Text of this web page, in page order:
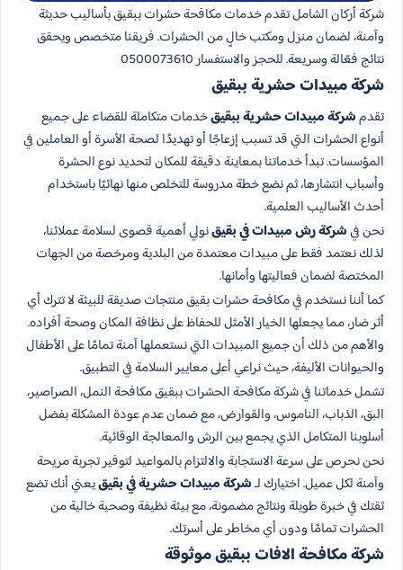
شركة أركان الشامل تقدم خدمات مكافحة حشرات ببقيق بأساليب حديثة
وآمنة، لضمان منزل ومكتب خالٍ من الحشرات. فريقنا متخصص ويحقق
نتائج فعّالة وسريعة. للحجز والاستفسار 0500073610
شركة مبيدات حشرية​ ببقيق
تقدمشركة مبيدات حشرية ببقيقخدمات متكاملة للقضاء على جميع
أنواع الحشرات التي قد تسبب إزعاجًا أو تهديدًا لصحة الأسرة أو العاملين في
المؤسسات. تبدأ خدماتنا بمعاينة دقيقة للمكان لتحديد نوع الحشرة
وأسباب انتشارها، ثم نضع خطة مدروسة للتخلص منها نهائيًا باستخدام
أحدث الأساليب العلمية.
نحن فيشركة رش مبيدات​ في بقيقنولي أهمية قصوى لسلامة عملائنا،
لذلك نعتمد فقط على مبيدات معتمدة من البلدية ومرخصة من الجهات
المختصة لضمان فعاليتها وأمانها.
كما أننا نستخدم في مكافحة حشرات بقيق منتجات صديقة للبيئة لا تترك أي
أثر ضار، مما يجعلها الخيار الأمثل للحفاظ على نظافة المكان وصحة أفراده.
والأهم من ذلك أن جميع المبيدات التي نستعملها آمنة تمامًا على الأطفال
والحيوانات الأليفة، حيث نراعي أعلى معايير السلامة في التطبيق.
تشمل خدماتنا في شركة مكافحة الحشرات​ ببقيق مكافحة النمل، الصراصير،
البق، الذباب، الناموس، والقوارض، مع ضمان عدم عودة المشكلة بفضل
أسلوبنا المتكامل الذي يجمع بين الرش والمعالجة الوقائية.
نحن نحرص على سرعة الاستجابة والالتزام بالمواعيد لتوفير تجربة مريحة
وآمنة لكل عميل. اختيارك لـشركة مبيدات حشرية في بقيقيعني أنك تضع
ثقتك في خبرة طويلة ونتائج مضمونة، مع بيئة نظيفة وصحية خالية من
الحشرات تمامًا ودون أي مخاطر على أسرتك.
شركة مكافحة الافات​ ببقيق موثوقة